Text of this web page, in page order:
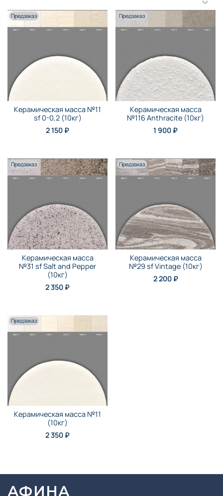
Предзаказ
Керамическая масса №11
sf 0-0,2 (10кг)
2 150 ₽
Предзаказ
Керамическая масса
№116 Anthraсite (10кг)
1 900 ₽
Предзаказ
Керамическая масса
№31 sf Salt and Pepper
(10кг)
2 350 ₽
Предзаказ
Керамическая масса
№29 sf Vintage (10кг)
2 200 ₽
Предзаказ
Керамическая масса №11
(10кг)
2 350 ₽
АФИНА